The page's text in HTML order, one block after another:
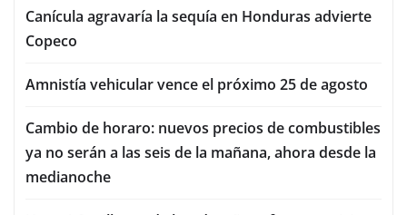
Canícula agravaría la sequía en Honduras advierte
Copeco
Amnistía vehicular vence el próximo 25 de agosto
Cambio de horaro: nuevos precios de combustibles
ya no serán a las seis de la mañana, ahora desde la
medianoche